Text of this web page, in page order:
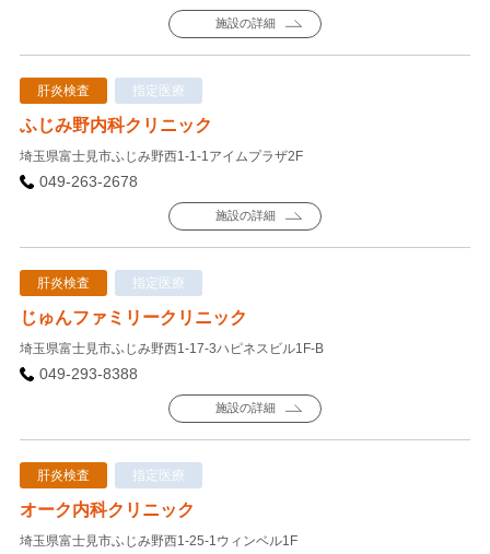
施設の詳細
肝炎検査 指定医療
ふじみ野内科クリニック
埼玉県富士見市ふじみ野西1-1-1アイムプラザ2F
049-263-2678
施設の詳細
肝炎検査 指定医療
じゅんファミリークリニック
埼玉県富士見市ふじみ野西1-17-3ハピネスビル1F-B
049-293-8388
施設の詳細
肝炎検査 指定医療
オーク内科クリニック
埼玉県富士見市ふじみ野西1-25-1ウィンベル1F